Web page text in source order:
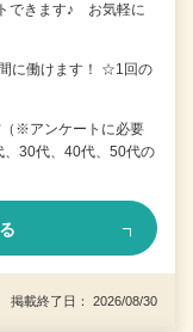
できます♪ お気軽に
に働けます！ ☆1回の
※アンケートに必要
30代、40代、50代の
載終了日： 2026/08/30